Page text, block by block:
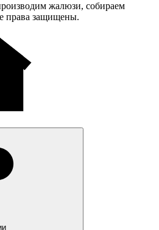
жалюзи, собираем
права защищены.